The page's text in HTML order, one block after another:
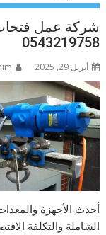
شركة عمل
0543219758
أبريل 29, 2025
أحدث الأجهزة
الشاملة والتكلفة